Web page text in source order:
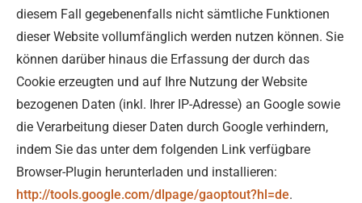
diesem Fall gegebenenfalls nicht sämtliche Funktionen
dieser Website vollumfänglich werden nutzen können. Sie
können darüber hinaus die Erfassung der durch das
Cookie erzeugten und auf Ihre Nutzung der Website
bezogenen Daten (inkl. Ihrer IP-Adresse) an Google sowie
die Verarbeitung dieser Daten durch Google verhindern,
indem Sie das unter dem folgenden Link verfügbare
Browser-Plugin herunterladen und installieren:
http://tools.google.com/dlpage/gaoptout?hl=de.